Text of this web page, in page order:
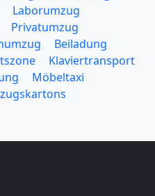
Laborumzug
Privatumzug
Beiladung
Klaviertransport
Möbeltaxi